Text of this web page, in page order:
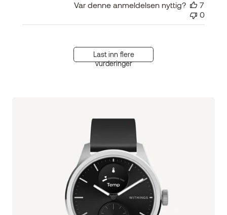
Var denne anmeldelsen nyttig?
7
0
Last inn flere
vurderinger